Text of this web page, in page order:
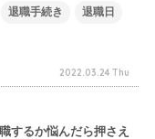
退職手続き 退職日
2022.03.24 Thu
するか悩んだら押さえ